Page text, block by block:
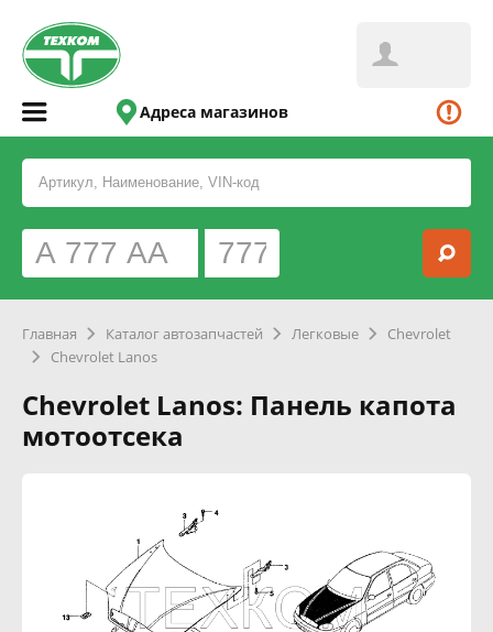
Адреса магазинов
Главная Каталог автозапчастей Легковые
Chevrolet
Chevrolet Lanos
Chevrolet Lanos: Панель капота
мотоотсека